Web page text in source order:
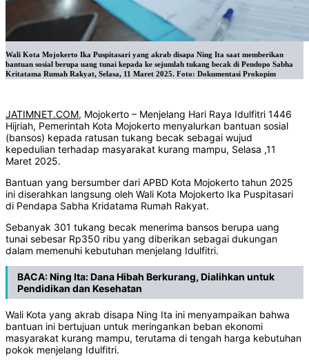
Wali Kota Mojokerto Ika Puspitasari yang akrab disapa Ning Ita saat memberikan
bantuan sosial berupa uang tunai kepada ke sejumlah tukang becak di Pendopo Sabha
Kritatama Rumah Rakyat, Selasa, 11 Maret 2025. Foto: Dokumentasi Prokopim
JATIMNET.COM, Mojokerto – Menjelang Hari Raya Idulfitri 1446
Hijriah, Pemerintah Kota Mojokerto menyalurkan bantuan sosial
(bansos) kepada ratusan tukang becak sebagai wujud
kepedulian terhadap masyarakat kurang mampu, Selasa ,11
Maret 2025.
Bantuan yang bersumber dari APBD Kota Mojokerto tahun 2025
ini diserahkan langsung oleh Wali Kota Mojokerto Ika Puspitasari
di Pendapa Sabha Kridatama Rumah Rakyat.
Sebanyak 301 tukang becak menerima bansos berupa uang
tunai sebesar Rp350 ribu yang diberikan sebagai dukungan
dalam memenuhi kebutuhan menjelang Idulfitri.
BACA:Ning Ita: Dana Hibah Berkurang, Dialihkan untuk
Pendidikan dan Kesehatan
Wali Kota yang akrab disapa Ning Ita ini menyampaikan bahwa
bantuan ini bertujuan untuk meringankan beban ekonomi
masyarakat kurang mampu, terutama di tengah harga kebutuhan
pokok menjelang Idulfitri.